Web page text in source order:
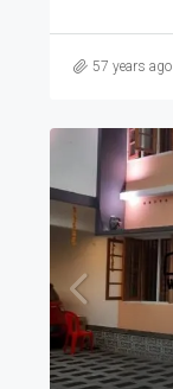
57 years ago